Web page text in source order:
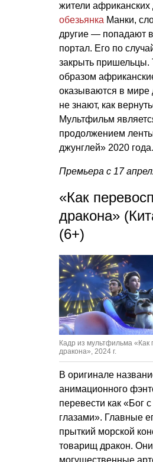
жители африканских
обезьянка Манки,
другие — попадают
портал. Его по
закрыть пришельцы.
образом
оказываются в мире
не знают, как
Мультфильм
продолжением
джунглей» 2020 года.
Премьера с 17
«Как
дракона»
(6+)
Кадр из мультфильма «Как
дракона», 2024 г.
В оригинале
анимационного
перевести как «Бог
глазами». Главные
прыткий морской
товарищ дракон.
могущественные